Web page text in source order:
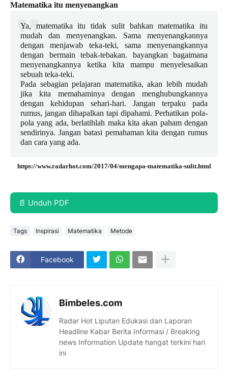
Matematika itu menyenangkan
Ya, matematika itu tidak sulit bahkan matematika itu
mudah dan menyenangkan. Sama menyenangkannya
dengan menjawab teka-teki, sama menyenangkannya
dengan bermain tebak-tebakan. bayangkan bagaimana
menyenangkannya ketika kita mampu menyelesaikan
sebuah teka-teki.
Pada sebagian pelajaran matematika, akan lebih mudah
jika kita memahaminya dengan menghubungkannya
dengan kehidupan sehari-hari. Jangan terpaku pada
rumus, jangan dihapalkan tapi dipahami. Perhatikan pola-
pola yang ada, berlatihlah maka kita akan paham dengan
sendirinya. Jangan batasi pemahaman kita dengan rumus
dan cara yang ada.
https://www.radarhot.com/2017/04/mengapa-matematika-sulit.html
📄 Unduh PDF
Tags Inspirasi Matematika Metode
Facebook
Bimbeles.com
Radar Hot Liputan Edukasi dan Laporan
Headline Kabar Berita Informasi / Breaking
news Information Update hangat terkini hari
ini